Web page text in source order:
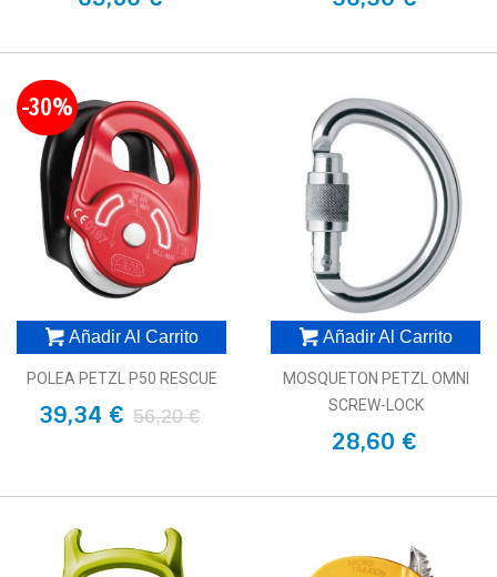
-30%
Añadir Al Carrito
POLEA PETZL P50 RESCUE
39,34 € 56,20 €
Añadir Al Carrito
MOSQUETON PETZL OMNI
SCREW-LOCK
28,60 €